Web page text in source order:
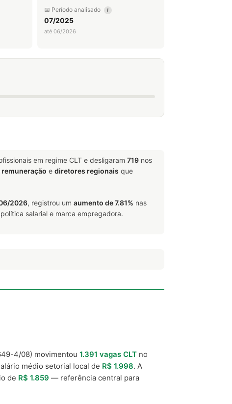
📅 Período analisado i
07/2025
até 06/2026
em regime CLT e desligaram 719 nos
e diretores regionais que
2026, registrou um aumento de 7.81% nas
salarial e marca empregadora.
4/08) movimentou 1.391 vagas CLT no
médio setorial local de R$ 1.998. A
de R$ 1.859 — referência central para